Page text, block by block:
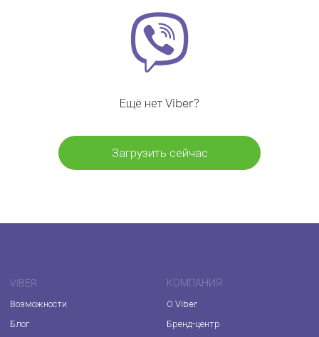
Ещё нет Viber?
Загрузить сейчас
VIBER
Возможности
Блог
КОМПАНИЯ
О Viber
Бренд-центр